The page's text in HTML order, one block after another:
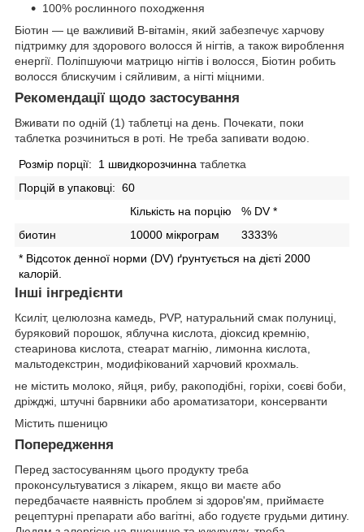
100% рослинного походження
Біотин — це важливий B-вітамін, який забезпечує харчову
підтримку для здорового волосся й нігтів, а також вироблення
енергії. Поліпшуючи матрицю нігтів і волосся, Біотин робить
волосся блискучим і сяйливим, а нігті міцними.
Рекомендації щодо застосування
Вживати по одній (1) таблетці на день. Почекати, поки
таблетка розчиниться в роті. Не треба запивати водою.
Розмір порції: 1 швидкорозчинна таблетка
Порцій в упаковці: 60
Кількість на порцію
% DV *
биотин
10000 мікрограм 3333%
* Відсоток денної норми (DV) ґрунтується на дієті 2000
калорій.
Інші інгредієнти
Ксиліт, целюлозна камедь, PVP, натуральний смак полуниці,
буряковий порошок, яблучна кислота, діоксид кремнію,
стеаринова кислота, стеарат магнію, лимонна кислота,
мальтодекстрин, модифікований харчовий крохмаль.
не містить молоко, яйця, рибу, ракоподібні, горіхи, соєві боби,
дріжджі, штучні барвники або ароматизатори, консерванти
Містить пшеницю
Попередження
Перед застосуванням цього продукту треба
проконсультуватися з лікарем, якщо ви маєте або
передбачаєте наявність проблем зі здоров'ям, приймаєте
рецептурні препарати або вагітні, або годуєте грудьми дитину.